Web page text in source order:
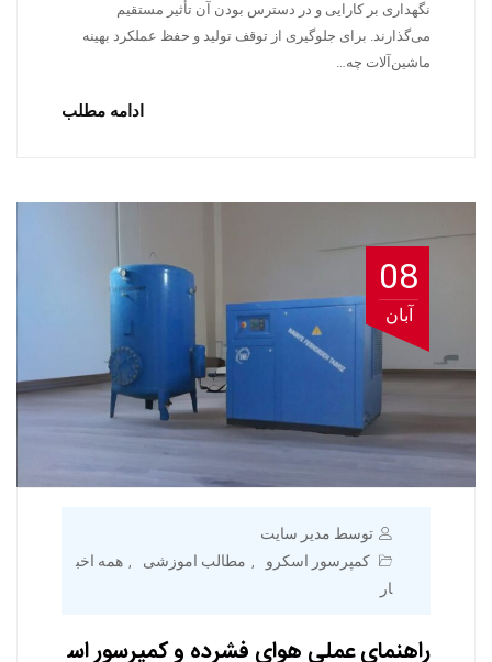
نگهداری بر کارایی و در دسترس بودن آن تأثیر مستقیم
می‌گذارند. برای جلوگیری از توقف تولید و حفظ عملکرد بهینه
ماشین‌آلات چه…
ادامه مطلب
08
آبان
توسط مدیر سایت
کمپرسور اسکرو
, مطالب اموزشی , همه اخب
ار
راهنمای عملی هوای فشرده و کمپرسور اس